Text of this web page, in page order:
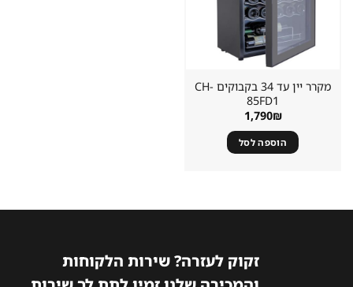
מקרר יין עד 34 בקבוקים CH-
85FD1
1,790₪
הוספה לסל
זקוק לעזרה? שירות הלקוחות